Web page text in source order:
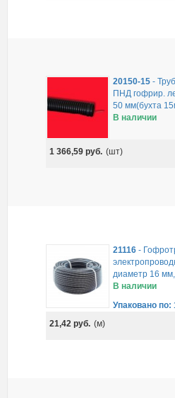
20150-15-
ПНД гофрир.
50 мм(бухта
В наличии
1 366,59 руб. (шт)
21116-
диаметр 16
В наличии
Упаковано по:
21,42 руб. (м)